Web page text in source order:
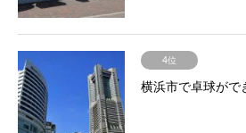
4位
横浜市で卓球がで